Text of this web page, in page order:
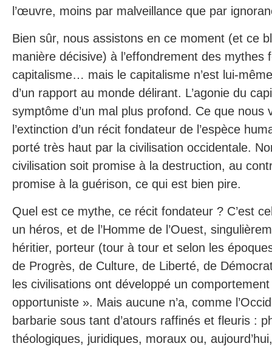
l’œuvre, moins par malveillance que par
Bien sûr, nous assistons en ce moment (et ce
manière décisive) à l’effondrement des mythes
capitalisme… mais le capitalisme n’est lui-
d’un rapport au monde délirant. L’agonie du
symptôme d’un mal plus profond. Ce que nous
l’extinction d’un récit fondateur de l’espèce
porté très haut par la civilisation occidentale.
civilisation soit promise à la destruction, au
promise à la guérison, ce qui est bien pire.
Quel est ce mythe, ce récit fondateur ? C’est
un héros, et de l’Homme de l’Ouest,
héritier, porteur (tour à tour et selon les
de Progrès, de Culture, de Liberté, de
les civilisations ont développé un
opportuniste ». Mais aucune n’a, comme
barbarie sous tant d’atours raffinés et fleuris :
théologiques, juridiques, moraux ou,